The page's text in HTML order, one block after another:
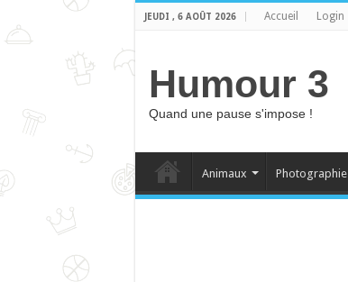
JEUDI , 6 AOÛT 2026 Accueil Login
Humour 3
Quand une pause s'impose !
Animaux Photographie